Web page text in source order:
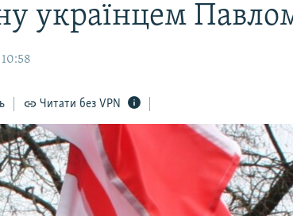
українцем
10:58
Читати без VPN